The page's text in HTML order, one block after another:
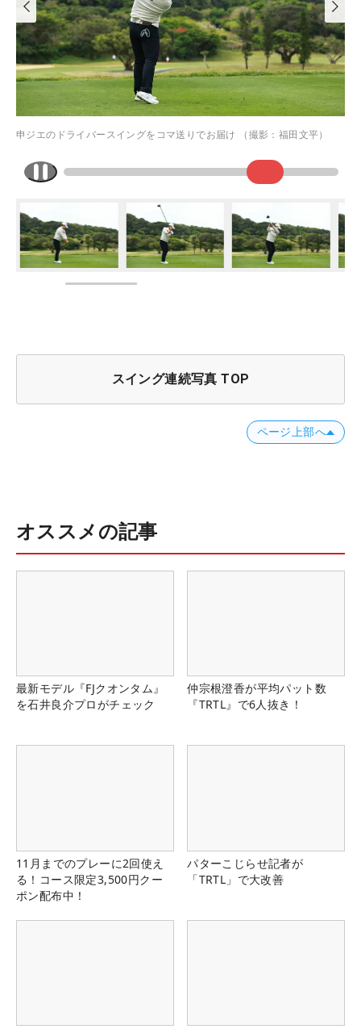
申ジエのドライバースイングをコマ送りでお届け （撮影：福田文平）
スイング連続写真 TOP
ページ上部へ
オススメの記事
最新モデル『FJクオンタム』
を石井良介プロがチェック
仲宗根澄香が平均パット数
『TRTL』で6人抜き！
11月までのプレーに2回使え
る！コース限定3,500円クー
ポン配布中！
パターこじらせ記者が
「TRTL」で大改善